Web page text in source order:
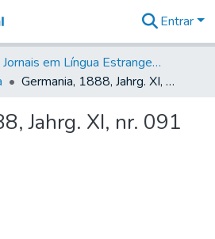
&
Coleções
Tudo na
Digital
Entrar
Jornais em Língua Estrangeira
Germania, 1888, Jahrg. XI, nr. 091
Jahrg. XI, nr. 091